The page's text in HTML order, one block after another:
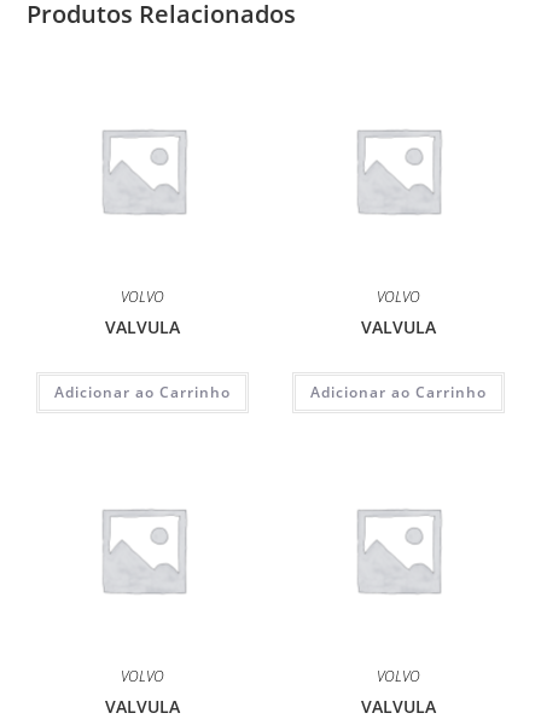
Produtos Relacionados
VOLVO
VALVULA
Adicionar ao Carrinho
VOLVO
VALVULA
Adicionar ao Carrinho
VOLVO
VALVULA
VOLVO
VALVULA